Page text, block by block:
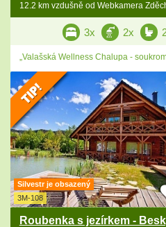
12.2 km vzdušně od Webkamera
3x 2x
„Valašská Wellness Chalupa -
Silvestr je obsazený
3M-108
Roubenka s jezírkem -